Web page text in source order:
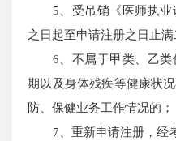
5、受吊销《医师执
之日起至申请注册之日止满
6、不属于甲类、乙
期以及身体残疾等健康状
防、保健业务工作情况的；
7、重新申请注册，经